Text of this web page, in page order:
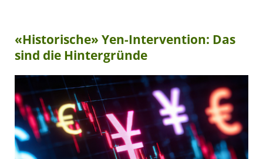
«Historische» Yen-Intervention: Das
sind die Hintergründe